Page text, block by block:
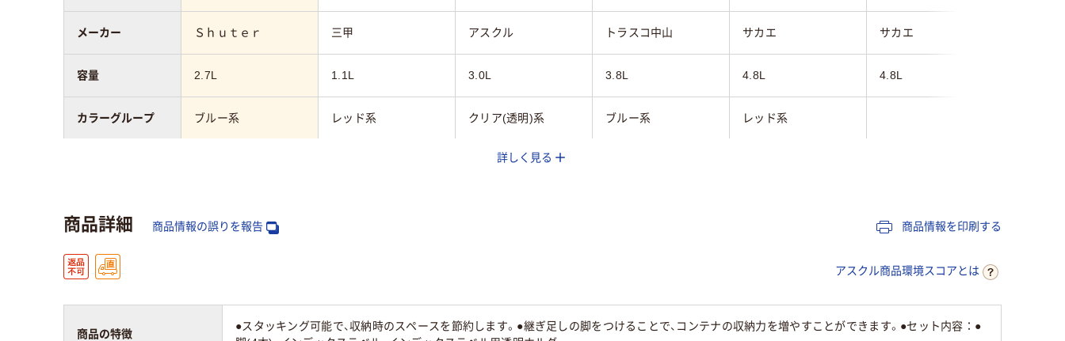
Ｓｈｕｔｅｒ 三甲 アスクル トラスコ中山 サカエ サカエ
2.7L 1.1L 3.0L 3.8L 4.8L 4.8L
ブルー系 レッド系 クリア(透明)系 ブルー系 レッド系
150mm
メーカー
容量
カラーグループ
スコア
詳しく見る
商品詳細 商品情報の誤りを報告 商品情報を印刷する
アスクル商品環境スコアとは
商品の特徴
●スタッキング可能で、収納時のスペースを節約します。●継ぎ足しの脚をつけることで、コンテナの収納力を増やすことができます。●セット内容：●